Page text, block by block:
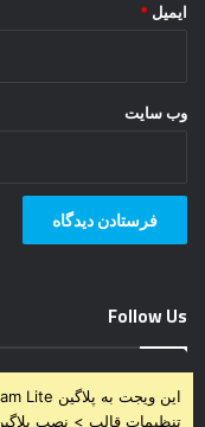
ایمیل *
وب‌ سایت
Follow Us
تنظیمات قالب > نصب